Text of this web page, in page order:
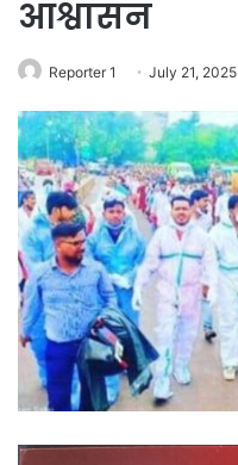
आश्वासन
Reporter 1 July 21, 2025